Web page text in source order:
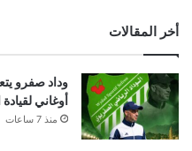
أخر المقالات
وداد صفرو
أوغاني لقيادة
منذ 7 ساعات